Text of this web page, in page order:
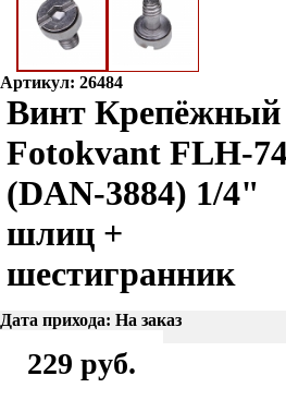
Артикул: 26484
Винт Крепёжный
Fotokvant FLH-
(DAN-3884) 1/4"
шлиц +
шестигранник
Дата прихода: На заказ
229 руб.